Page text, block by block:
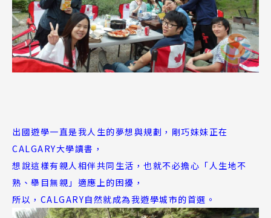
出國遊學一直是我人生的夢想與規劃，剛巧妹妹正在
CALGARY大學讀書，
想說這樣有親人相伴共同生活，也就不必擔心「人生地不
熟、舉目無親」適應上的困擾，
所以，CALGARY自然就成為我遊學城市的首選。